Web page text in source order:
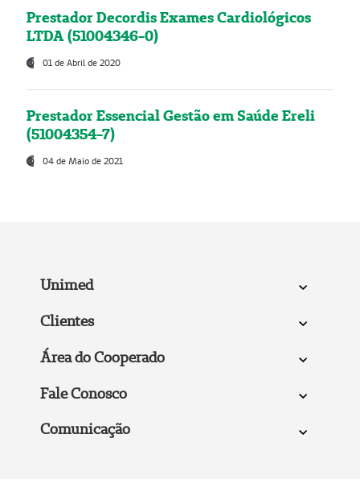
Prestador Decordis Exames Cardiológicos
LTDA (51004346-0)
01 de Abril de 2020
Prestador Essencial Gestão em Saúde Ereli
(51004354-7)
04 de Maio de 2021
Unimed
Clientes
Área do Cooperado
Fale Conosco
Comunicação